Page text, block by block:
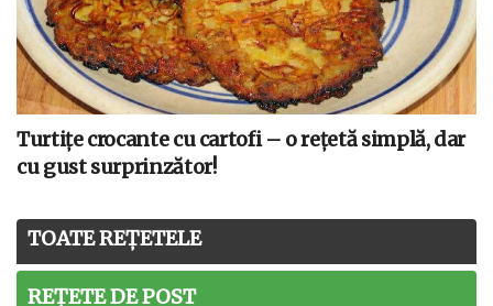
Turtițe crocante cu cartofi – o rețetă simplă, dar
cu gust surprinzător!
TOATE REȚETELE
REȚETE DE POST